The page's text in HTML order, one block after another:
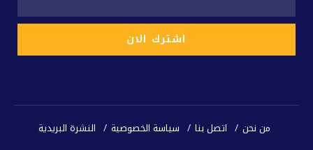
من نحن اتصل بنا سياسة الخصوصية النشرة البريدية